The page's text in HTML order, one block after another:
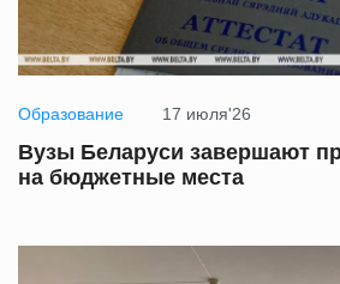
Образование 17 июля'26
Вузы Беларуси завершают
на бюджетные места